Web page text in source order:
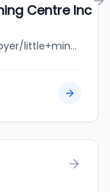
Centre Inc
jobbank.gc.ca/browsejobs/employer/little+minds+early+learning+centre+inc/ca